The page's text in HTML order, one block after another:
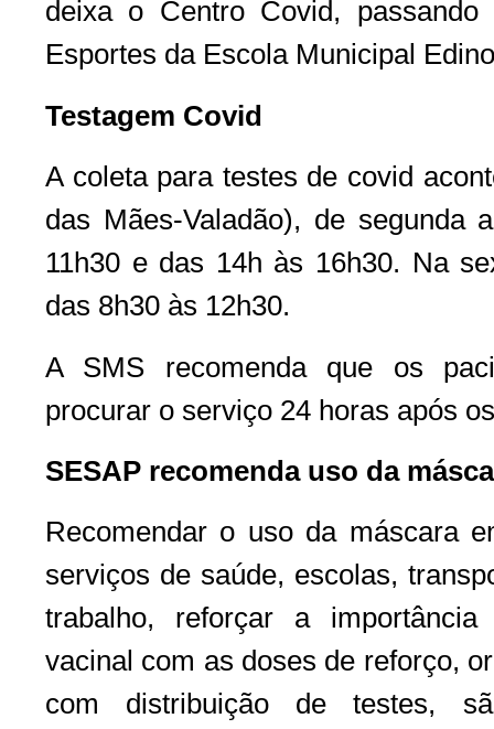
deixa o Centro Covid,
Esportes da Escola Municipal
Testagem Covid
A coleta para testes de covid
das Mães-Valadão), de segunda
11h30 e das 14h às 16h30. Na
das 8h30 às 12h30.
A SMS recomenda que os
procurar o serviço 24 horas após
SESAP recomenda uso da
Recomendar o uso da máscara
serviços de saúde, escolas,
trabalho, reforçar a
vacinal com as doses de reforço,
com distribuição de testes,